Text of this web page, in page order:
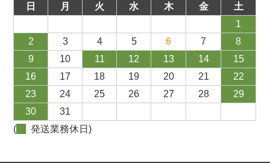
日
月 火 水 木 金
土
1
2
3 4 5 6 7
8
9
10 11 12 13 14
15
16
17 18 19 20 21
22
23
24 25 26 27 28
29
30
31
(
発送業務休日)